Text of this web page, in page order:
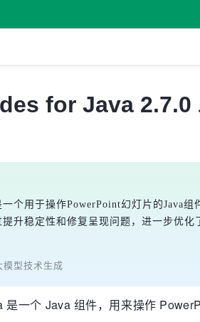
for Java 2.7.0
一个用于操作PowerPoint幻灯片的Java
升稳定性和修复呈现问题，进一步优化
型技术生成
一个 Java 组件，用来操作